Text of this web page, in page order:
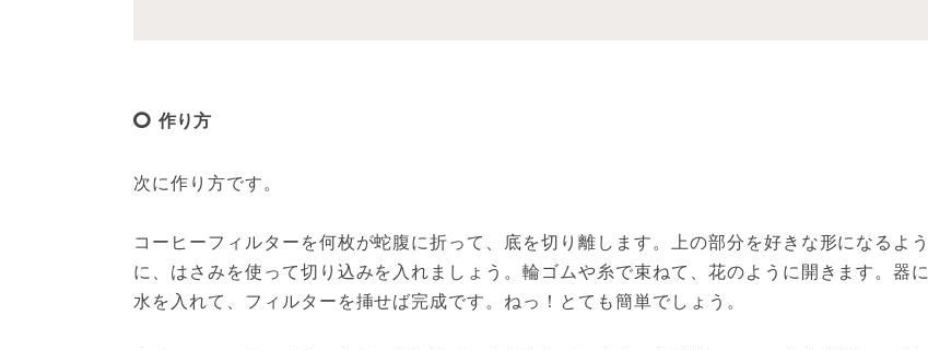
作り方
次に作り方です。
コーヒーフィルターを何枚が蛇腹に折って、底を切り離します。上の部分を好きな形になるよう
に、はさみを使って切り込みを入れましょう。輪ゴムや糸で束ねて、花のように開きます。器に
水を入れて、フィルターを挿せば完成です。ねっ！とても簡単でしょう。